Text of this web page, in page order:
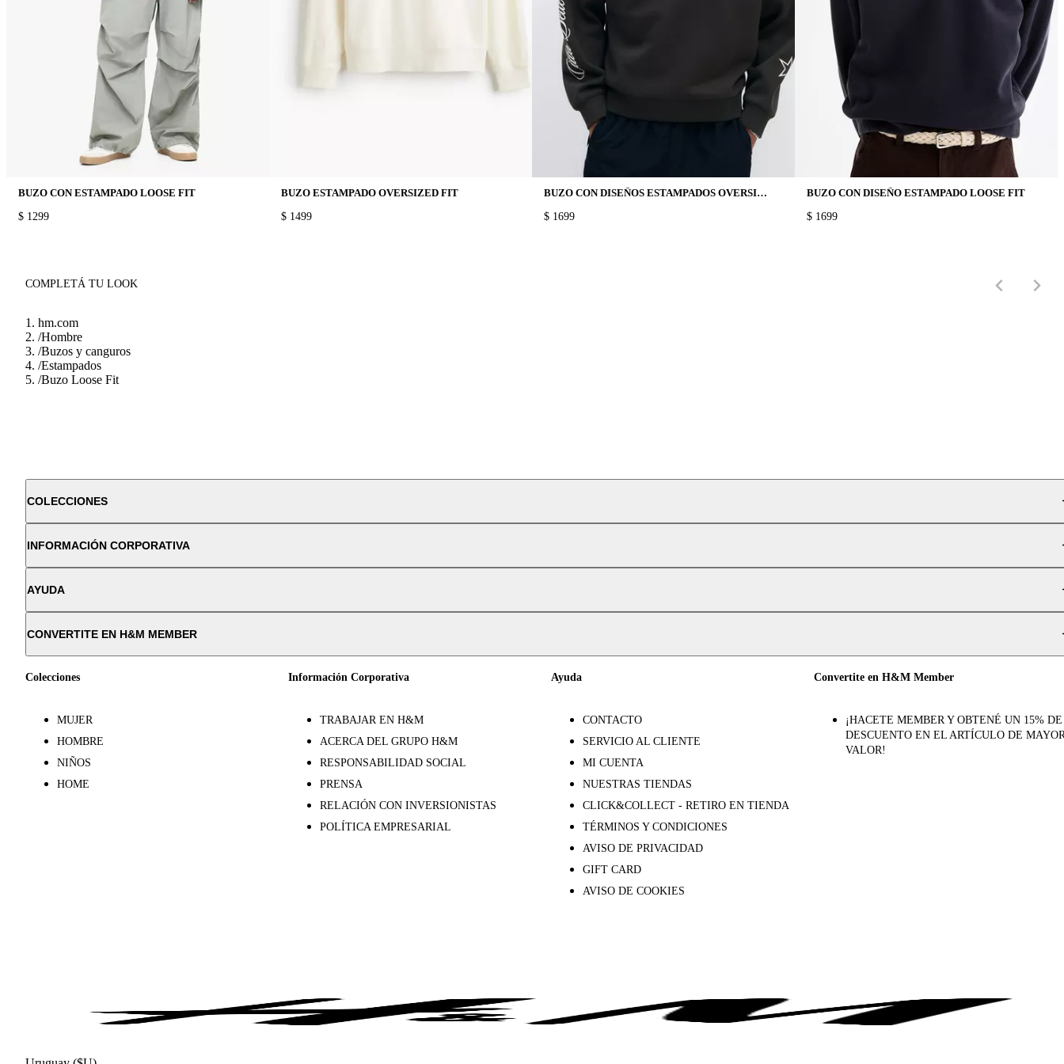
BUZO CON ESTAMPADO LOOSE FIT
PRICE:
$ 1299
BUZO ESTAMPADO OVERSIZED FIT
PRICE:
$ 1499
BUZO CON DISEÑOS ESTAMPADOS OVERSIZED FIT
PRICE:
$ 1699
BUZO CON DISEÑO ESTAMPADO LOOSE FIT
PRICE:
$ 1699
COMPLETÁ TU LOOK
hm.com
/Hombre
/Buzos y canguros
/Estampados
/Buzo Loose Fit
COLECCIONES
INFORMACIÓN CORPORATIVA
AYUDA
CONVERTITE EN H&M MEMBER
Colecciones
MUJER
HOMBRE
NIÑOS
HOME
Información Corporativa
TRABAJAR EN H&M
ACERCA DEL GRUPO H&M
RESPONSABILIDAD SOCIAL
PRENSA
RELACIÓN CON INVERSIONISTAS
POLÍTICA EMPRESARIAL
Ayuda
CONTACTO
SERVICIO AL CLIENTE
MI CUENTA
NUESTRAS TIENDAS
CLICK&COLLECT - RETIRO EN TIENDA
TÉRMINOS Y CONDICIONES
AVISO DE PRIVACIDAD
GIFT CARD
AVISO DE COOKIES
Convertite en H&M Member
¡HACETE MEMBER Y OBTENÉ UN 15% DE
DESCUENTO EN EL ARTÍCULO DE
VALOR!